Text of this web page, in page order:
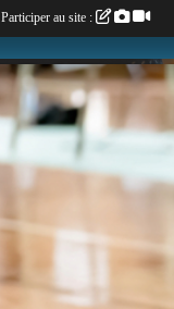
Participer au site :